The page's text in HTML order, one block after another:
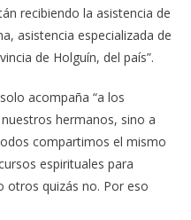
recibiendo la asistencia de
asistencia especializada de
de Holguín, del país”.
acompaña “a los
hermanos, sino a
compartimos el mismo
espirituales para
otros quizás no. Por eso